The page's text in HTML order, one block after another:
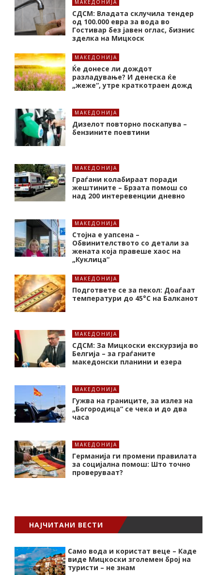
МАКЕДОНИЈА
СДСМ: Владата склучила тендер
од 100.000 евра за вода во
Гостивар без јавен оглас, бизнис
зделка на Мицкоск
МАКЕДОНИЈА
Ќе донесе ли дождот
разладување? И денеска ќе
„жеже“, утре краткотраен дожд
МАКЕДОНИЈА
Дизелот повторно поскапува –
бензините поевтини
МАКЕДОНИЈА
Граѓани колабираат поради
жештините – Брзата помош со
над 200 интеревенции дневно
МАКЕДОНИЈА
Стојна е уапсена –
Обвинителството со детали за
жената која правеше хаос на
„Куклица“
МАКЕДОНИЈА
Подгответе се за пекол: Доаѓаат
температури до 45°C на Балканот
МАКЕДОНИЈА
СДСМ: За Мицкоски екскурзија во
Белгија – за граѓаните
македонски планини и езера
МАКЕДОНИЈА
Гужва на границите, за излез на
„Богородица“ се чека и до два
часа
МАКЕДОНИЈА
Германија ги промени правилата
за социјална помош: Што точно
проверуваат?
НАЈЧИТАНИ ВЕСТИ
Само вода и користат веце – Каде
виде Мицкоски зголемен број на
туристи – не знам